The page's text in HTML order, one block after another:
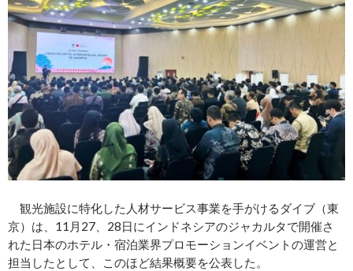
観光施設に特化した人材サービス事業を手がけるダイブ（東
京）は、11月27、28日にインドネシアのジャカルタで開催さ
れた日本のホテル・宿泊業界プロモーションイベントの運営と
担当したとして、このほど結果概要を公表した。